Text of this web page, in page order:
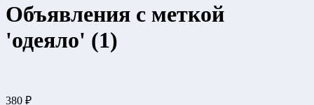
Объявления с меткой
'одеяло' (1)
380 ₽